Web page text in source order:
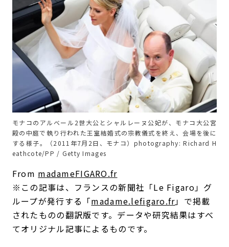
モナコのアルベール2世大公とシャルレーヌ公妃が、モナコ大公宮
殿の中庭で執り行われた王室結婚式の宗教儀式を終え、会場を後に
する様子。（2011年7月2日、モナコ）photography: Richard H
eathcote/PP / Getty Images
From madameFIGARO.fr
※この記事は、フランスの新聞社「Le Figaro」グ
ループが発行する「madame.lefigaro.fr」で掲載
されたものの翻訳版です。データや研究結果はすべ
てオリジナル記事によるものです。